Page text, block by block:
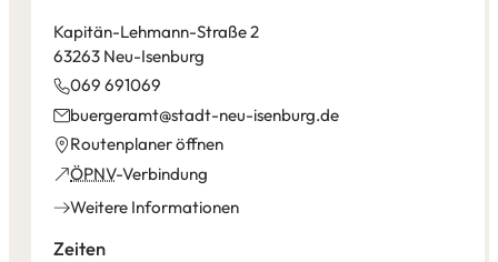
Kapitän-Lehmann-Straße 2
63263 Neu-Isenburg
069 691069
buergeramt stadt-neu-isenburg de
Routenplaner öffnen
(Öffnet
in
neuen
Tab)
ÖPNV-Verbindung
(Öffnet
in
neuen
Weitere Informationen
Zeiten